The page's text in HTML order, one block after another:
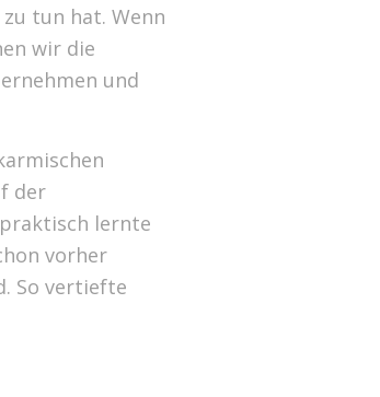
tun hat. Wenn
wir die
und
der
lernte
vorher
So vertiefte